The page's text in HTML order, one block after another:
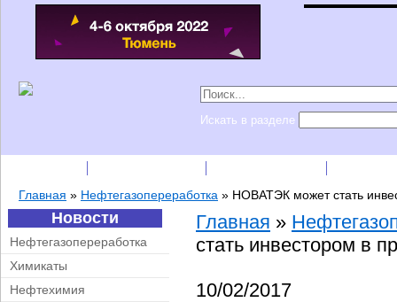
Искать в разделе
Главная » Нефтегазопереработка » НОВАТЭК может стать
Новости
Нефтегазопереработка
Химикаты
Нефтехимия
Главная »
стать инвестором в
10/02/2017